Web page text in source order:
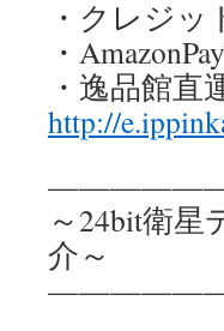
・クレジッ
・
・逸品館直
http://
～24bit衛星
介～